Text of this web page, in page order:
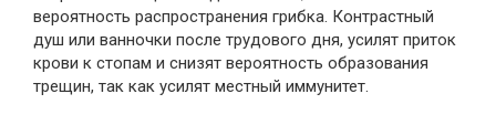
вероятность распространения грибка. Контрастный
душ или ванночки после трудового дня, усилят приток
крови к стопам и снизят вероятность образования
трещин, так как усилят местный иммунитет.